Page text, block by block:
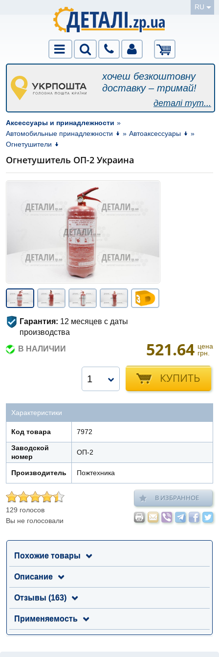
RU
хочеш безкоштовну
доставку – тримай!
деталі тут...
Аксессуары и принадлежности »
Автомобильные принадлежности
» Автоаксессуары
»
Огнетушители
Огнетушитель ОП-2 Украина
Гарантия: 12 месяцев с даты
производства
В НАЛИЧИИ
521.64 цена
грн.
КУПИТЬ
1
Характеристики
Код товара 7972
Заводской
номер
ОП-2
Производитель Пожтехника
129 голосов
Вы не голосовали
В ИЗБРАННОЕ
Похожие товары
Описание
Отзывы (163)
Применяемость